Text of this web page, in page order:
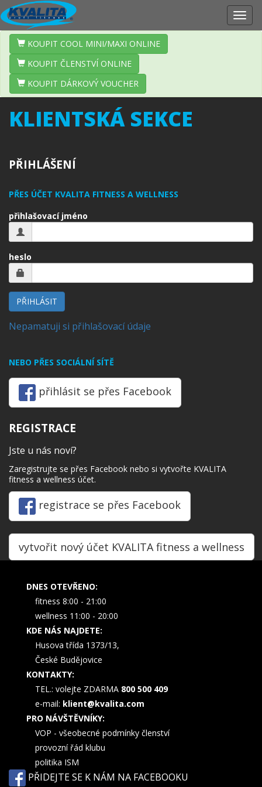
KLIENTSKÁ SEKCE
PŘIHLÁŠENÍ
PŘES ÚČET KVALITA FITNESS A WELLNESS
přihlašovací jméno
heslo
PŘIHLÁSIT
Nepamatuji si přihlašovací údaje
NEBO PŘES SOCIÁLNÍ SÍTĚ
přihlásit se přes Facebook
REGISTRACE
Jste u nás noví?
Zaregistrujte se přes Facebook nebo si vytvořte KVALITA
fitness a wellness účet.
registrace se přes Facebook
vytvořit nový účet KVALITA fitness a wellness
KOUPIT COOL MINI/MAXI ONLINE
KOUPIT ČLENSTVÍ ONLINE
KOUPIT DÁRKOVÝ VOUCHER
DNES OTEVŘENO:
fitness 8:00 - 21:00
wellness 11:00 - 20:00
KDE NÁS NAJDETE:
Husova třída 1373/13,
České Budějovice
KONTAKTY:
TEL.: volejte ZDARMA 800 500 409
e-mail: klient@kvalita.com
PRO NÁVŠTĚVNÍKY:
VOP - všeobecné podmínky členství
provozní řád klubu
politika ISM
PŘIDEJTE SE K NÁM NA FACEBOOKU